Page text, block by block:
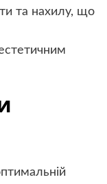
та нахилу, що